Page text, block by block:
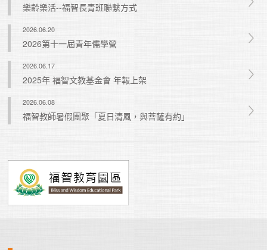
樂齡樂活--福智長青班聯繫方式
2026.06.20
2026第十一屆青年儒學營
2026.06.17
2025年 福智文教基金會 年報上架
2026.06.08
福智教師暑假團聚「夏日清風，與菩薩有約」